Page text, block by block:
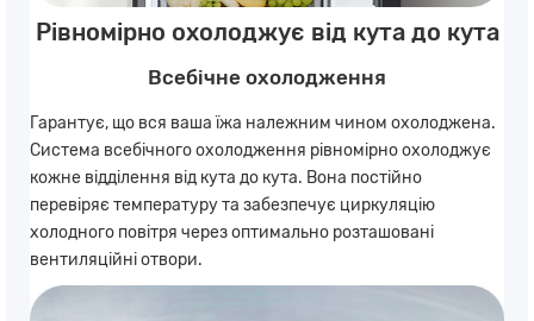
Рівномірно охолоджує від кута до кута
Всебічне охолодження
Гарантує, що вся ваша їжа належним чином охолоджена.
Система всебічного охолодження рівномірно охолоджує
кожне відділення від кута до кута. Вона постійно
перевіряє температуру та забезпечує циркуляцію
холодного повітря через оптимально розташовані
вентиляційні отвори.